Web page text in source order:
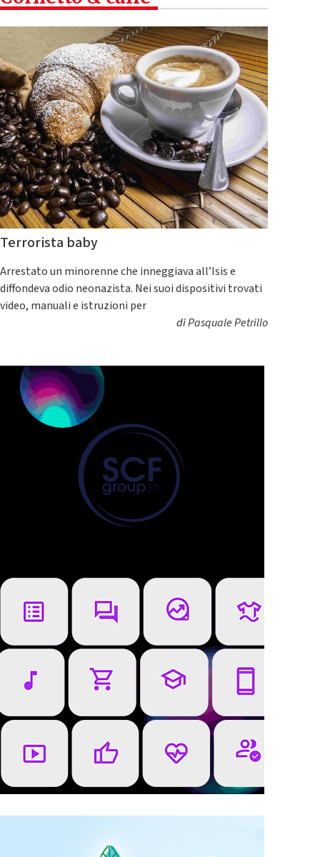
Terrorista baby
Arrestato un minorenne che inneggiava all’Isis e
diffondeva odio neonazista. Nei suoi dispositivi trovati
video, manuali e istruzioni per
diPasquale Petrillo